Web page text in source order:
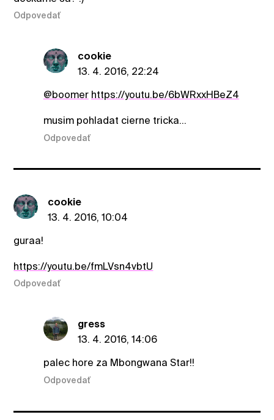
Odpovedať
cookie
13. 4. 2016, 22:24
@boomer https://youtu.be/6bWRxxHBeZ4
musim pohladat cierne tricka...
Odpovedať
cookie
13. 4. 2016, 10:04
guraa!
https://youtu.be/fmLVsn4vbtU
Odpovedať
gress
13. 4. 2016, 14:06
palec hore za Mbongwana Star!!
Odpovedať